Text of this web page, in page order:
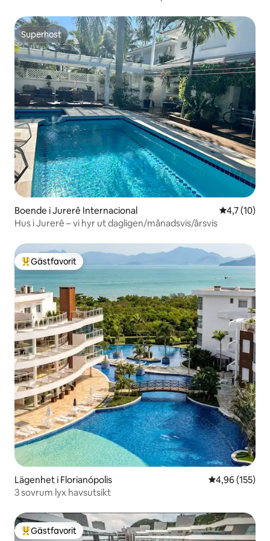
Superhost
Superhost
Boende i Jurerê Internacional 4,7 av 5 i
4,7 (10)
Hus i Jurerê – vi hyr ut dagligen/månadsvis/årsvis
Populär gästfavorit
Gästfavorit
Lägenhet i Florianópolis 4,96 av 5 i
4,96 (155)
3 sovrum lyx havsutsikt
Populär gästfavorit
Gästfavorit